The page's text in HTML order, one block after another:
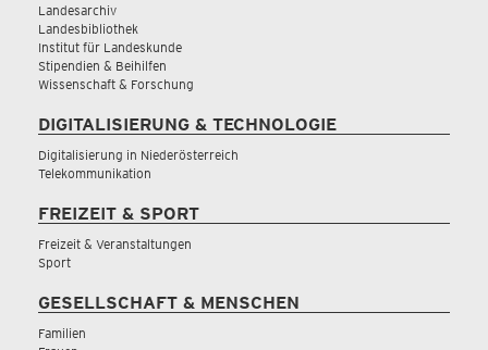
Landesarchiv
Landesbibliothek
Institut für Landeskunde
Stipendien & Beihilfen
Wissenschaft & Forschung
DIGITALISIERUNG & TECHNOLOGIE
Digitalisierung in Niederösterreich
Telekommunikation
FREIZEIT & SPORT
Freizeit & Veranstaltungen
Sport
GESELLSCHAFT & MENSCHEN
Familien